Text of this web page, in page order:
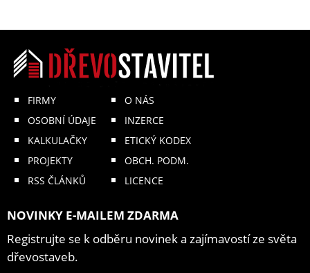
FIRMY
OSOBNÍ ÚDAJE
KALKULAČKY
PROJEKTY
RSS ČLÁNKŮ
O NÁS
INZERCE
ETICKÝ KODEX
OBCH. PODM.
LICENCE
NOVINKY E-MAILEM ZDARMA
Registrujte se k odběru novinek a zajímavostí ze světa
dřevostaveb.